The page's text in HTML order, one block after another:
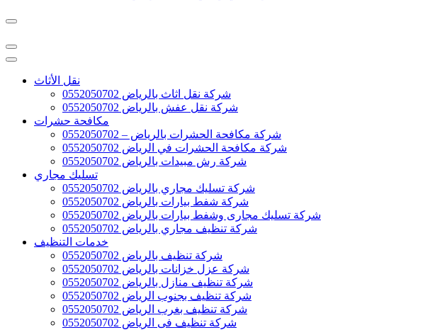
نقل الأثاث
شركة نقل اثاث بالرياض 0552050702
شركة نقل عفش بالرياض 0552050702
مكافحة حشرات
شركة مكافحة الحشرات بالرياض – 0552050702
شركة مكافحة الحشرات في الرياض 0552050702
شركة رش مبيدات بالرياض 0552050702
تسليك مجاري
شركة تسليك مجاري بالرياض 0552050702
شركة شفط بيارات بالرياض 0552050702
شركة تسليك مجارى وشفط بيارات بالرياض 0552050702
شركة تنظيف مجاري بالرياض 0552050702
خدمات التنظيف
شركة تنظيف بالرياض 0552050702
شركة عزل خزانات بالرياض 0552050702
شركة تنظيف منازل بالرياض 0552050702
شركة تنظيف بجنوب الرياض 0552050702
شركة تنظيف بغرب الرياض 0552050702
شركة تنظيف فى الرياض 0552050702